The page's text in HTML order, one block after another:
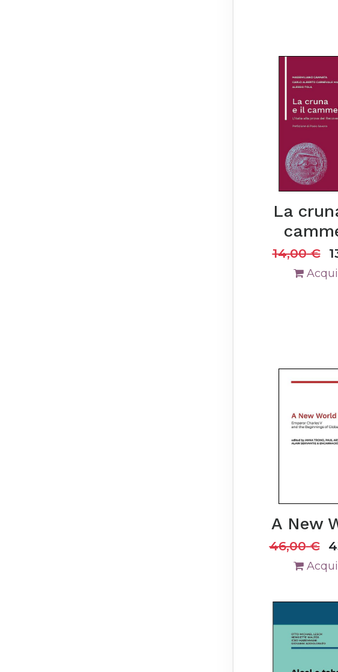
La
14,00€
A New
46,00€